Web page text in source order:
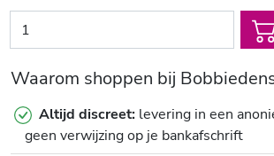
Waarom shoppen bij
Altijd discreet: levering in een
geen verwijzing op je bankafschrift